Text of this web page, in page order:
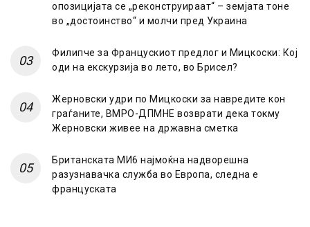
опозицијата се „реконструираат“ – земјата тоне
во „достоинство“ и молчи пред Украина
Филипче за Францускиот предлог и Мицкоски: Кој
оди на екскурзија во лето, во Брисел?
Жерновски удри по Мицкоски за навредите кон
граѓаните, ВМРО-ДПМНЕ возврати дека токму
Жерновски живее на државна сметка
Британската МИ6 најмоќна надворешна
разузнавачка служба во Европа, следна е
француската